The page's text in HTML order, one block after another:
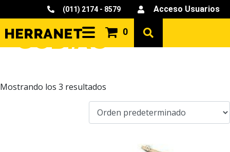
(011) 2174 - 8579 Acceso Usuarios
0
GUBIAS
Mostrando los 3 resultados